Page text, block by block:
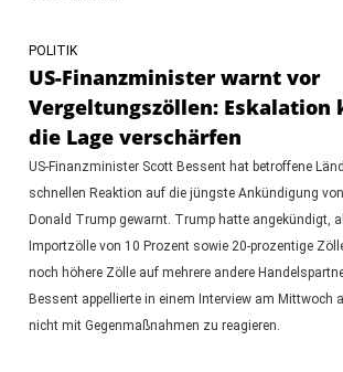
POLITIK
US-Finanzminister warnt vor
Vergeltungszöllen: Eskalation
die Lage verschärfen
US-Finanzminister Scott Bessent hat betroffene
schnellen Reaktion auf die jüngste Ankündigung
Donald Trump gewarnt. Trump hatte angekündigt,
Importzölle von 10 Prozent sowie 20-prozentige
noch höhere Zölle auf mehrere andere
Bessent appellierte in einem Interview am Mittwoch
nicht mit Gegenmaßnahmen zu reagieren.